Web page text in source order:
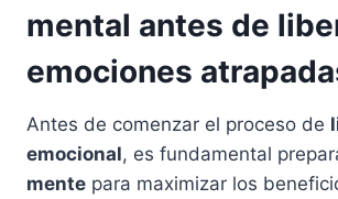
mental antes de
emociones
Antes de comenzar el proceso de
emocional, es fundamental
mente para maximizar los